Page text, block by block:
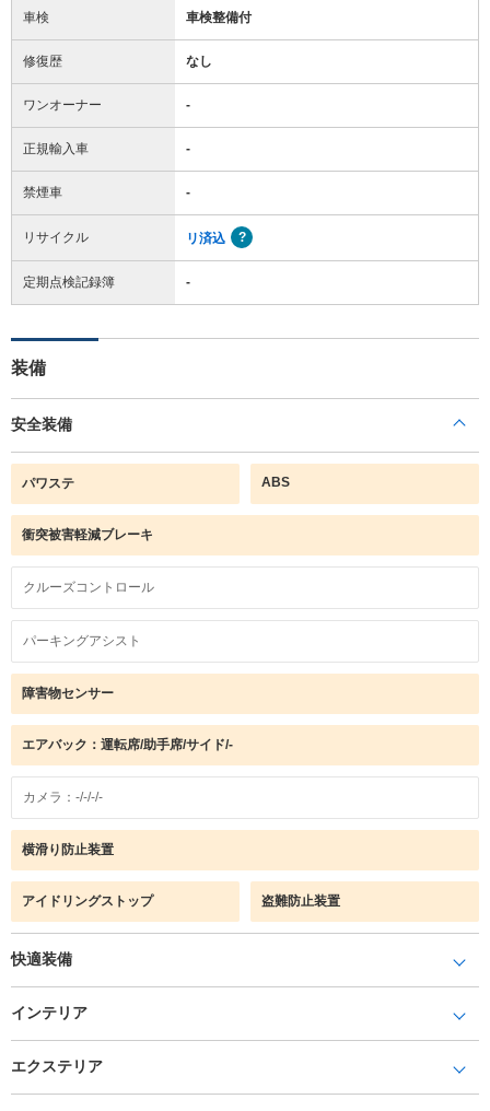
車検 車検整備付
修復歴 なし
ワンオーナー -
正規輸入車 -
禁煙車 -
リサイクル リ済込
定期点検記録簿 -
装備
安全装備
パワステ ABS
衝突被害軽減ブレーキ
クルーズコントロール
パーキングアシスト
障害物センサー
エアバック：運転席/助手席/サイド/-
カメラ：-/-/-/-
横滑り防止装置
アイドリングストップ 盗難防止装置
快適装備
インテリア
エクステリア